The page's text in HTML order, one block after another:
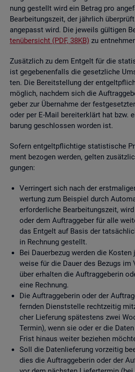
nung ge­stellt wird ein Be­trag pro
Be­ar­bei­tungs­zeit, der jähr­lich
an­ge­passt wird. Die je­weils gül­ti­gen
ten­über­sicht (PDF, 38KB) zu
Zu­sätz­lich zu dem Ent­gelt für die
ist ge­ge­be­nen­falls die ge­setz­li­che
ten. Die Be­reit­stel­lung der
mög­lich, nach­dem sich die
ge­ber zur Über­nah­me der
oder per E-Mail be­reit­er­klärt hat bzw.
ba­rung ge­schlos­sen wor­den ist.
So­fern ent­gelt­pflich­ti­ge sta­tis­ti­sche
ment be­zo­gen wer­den, gel­ten
gun­gen:
Ver­rin­gert sich nach der
wer­tung zum Bei­spiel durch
er­for­der­li­che Be­ar­bei­tungs­zeit,
oder dem Auf­trag­ge­ber für alle
das Ent­gelt auf Basis der
in Rech­nung ge­stellt.
Bei Dau­er­be­zug wer­den die
wei­se für die Dauer des Be­zugs
über er­hal­ten die Auf­trag­ge­be­rin
eine Rech­nung.
Die Auf­trag­ge­be­rin oder der
fern­den Dienst­stel­le recht­zei­tig
cher Lie­fe­rung spä­tes­tens zwei
Ter­min), wenn sie oder er die
Frist hin­aus wei­ter be­zie­hen
Soll die Da­ten­lie­fe­rung vor­zei­tig
dies die Auf­trag­ge­be­rin oder der